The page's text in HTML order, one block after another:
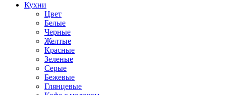
Кухни
Цвет
Белые
Черные
Желтые
Красные
Зеленые
Серые
Бежевые
Глянцевые